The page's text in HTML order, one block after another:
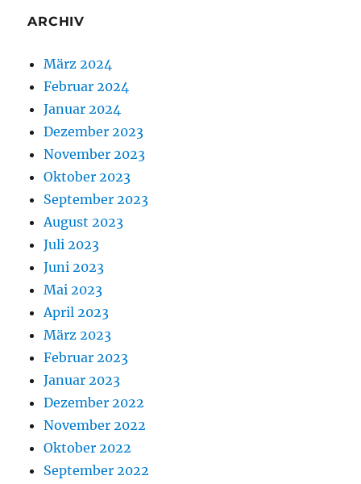
ARCHIV
März 2024
Februar 2024
Januar 2024
Dezember 2023
November 2023
Oktober 2023
September 2023
August 2023
Juli 2023
Juni 2023
Mai 2023
April 2023
März 2023
Februar 2023
Januar 2023
Dezember 2022
November 2022
Oktober 2022
September 2022